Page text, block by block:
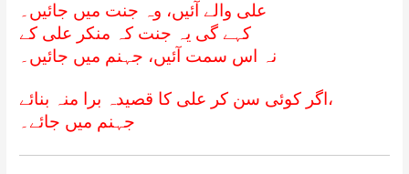
علی والے آئیں، وہ جنت میں جائیں۔
کہے گی یہ جنت کہ منکر علی کے
نہ اس سمت آئیں، جہنم میں جائیں۔
اگر کوئی سن کر علی کا قصیدہ برا منہ بنائے،
جہنم میں جائے۔